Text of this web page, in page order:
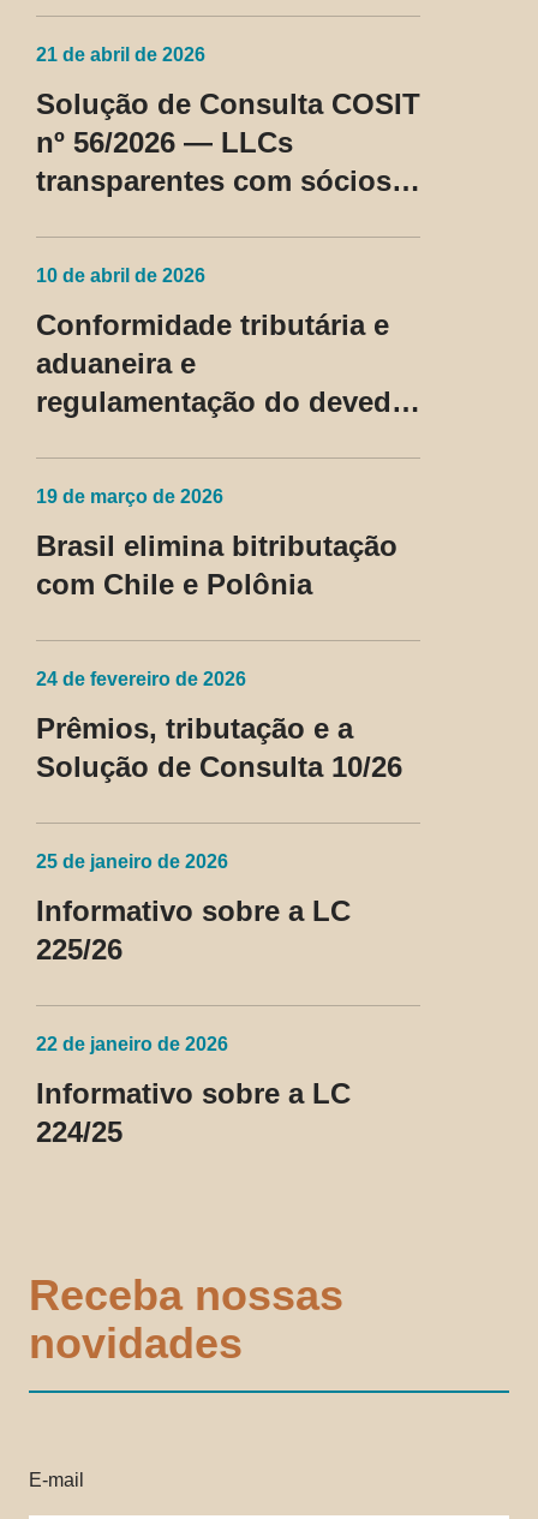
21 de abril de 2026
Solução de Consulta COSIT
nº 56/2026 — LLCs
transparentes com sócios
10 de abril de 2026
Conformidade tributária e
aduaneira e
regulamentação do devedor
19 de março de 2026
Brasil elimina bitributação
com Chile e Polônia
24 de fevereiro de 2026
Prêmios, tributação e a
Solução de Consulta 10/26
25 de janeiro de 2026
Informativo sobre a LC
225/26
22 de janeiro de 2026
Informativo sobre a LC
224/25
Receba nossas
novidades
E-mail